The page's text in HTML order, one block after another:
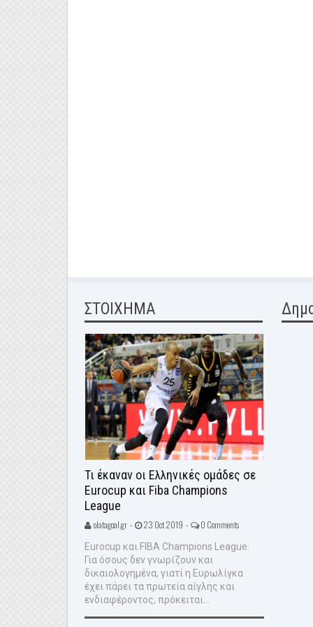
ΣΤΟΙΧΗΜΑ
Τι έκαναν οι Ελληνικές ομάδες σε
Eurocup και Fiba Champions
League
olatagoal.gr - 23 Oct 2019 - 0 Comments
Eurocup και FIBA Champions League.
Για όσους δεν γνωρίζουν και
δικαιολογημένα, γιατί η Ευρωλίγκα
έχει πάρει τα πρωτεία αίγλης και
ενδιαφέροντος, πρόκειται...